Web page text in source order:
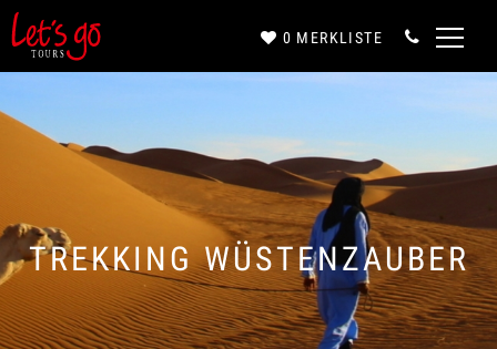
0 MERKLISTE
TREKKING WÜSTENZAUBER
Anrede*
Vorname*
Nachname*